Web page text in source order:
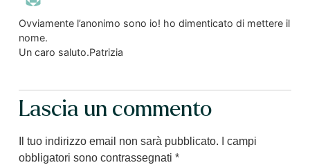
Ovviamente l’anonimo sono io! ho dimenticato di mettere il
nome.
Un caro saluto.Patrizia
Lascia un commento
Il tuo indirizzo email non sarà pubblicato.
I campi
obbligatori sono contrassegnati *